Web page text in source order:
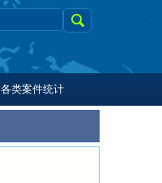
各类案件统计